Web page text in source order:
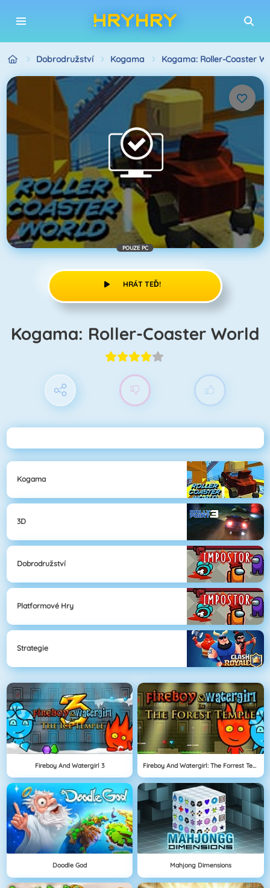
Dobrodružství Kogama Kogama: Roller-Coaster
POUZE PC
HRÁT TEĎ!
Kogama: Roller-Coaster World
Kogama
3D
Dobrodružství
Platformové Hry
Strategie
Fireboy And Watergirl 3 Fireboy And Watergirl: The Forrest Temple
Doodle God Mahjong Dimensions